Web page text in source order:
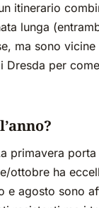
itinerario
lunga
ma sono vicine
Dresda per come
primavera porta
ottobre ha
e agosto sono